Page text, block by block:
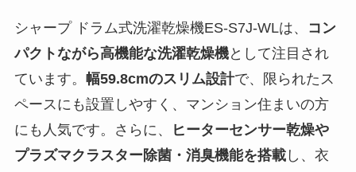
シャープ ドラム式洗濯乾燥機ES-S7J-WLは、
コン
パクトながら高機能な洗濯乾燥機として注目され
ています。 幅59.8cmのスリム設計で、限られたス
ペースにも設置しやすく、マンション住まいの方
にも人気です。さらに、
ヒーターセンサー乾燥や
プラズマクラスター除菌・消臭機能を搭載し、衣